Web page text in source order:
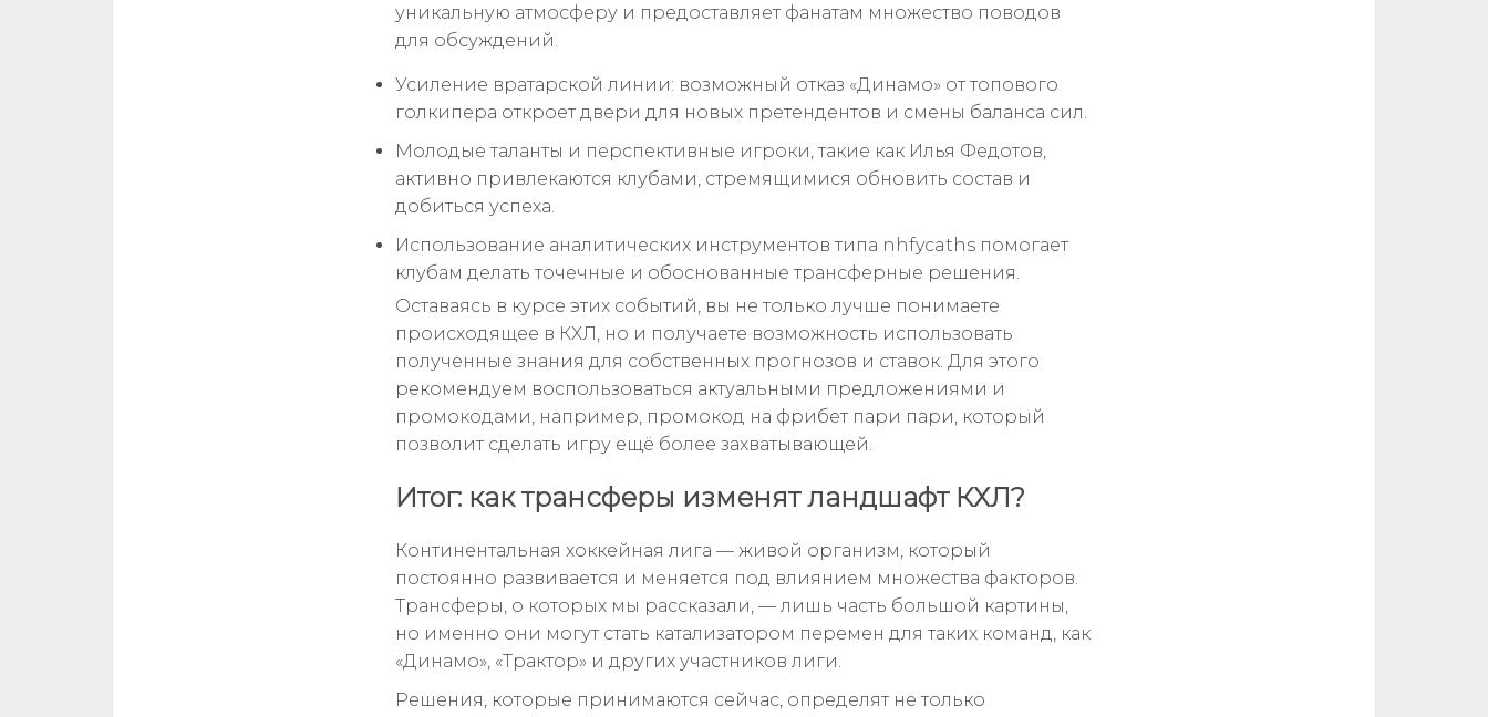
уникальную атмосферу и предоставляет фанатам множество поводов
для обсуждений.
Усиление вратарской линии: возможный отказ «Динамо» от топового
голкипера откроет двери для новых претендентов и смены баланса сил.
Молодые таланты и перспективные игроки, такие как Илья Федотов,
активно привлекаются клубами, стремящимися обновить состав и
добиться успеха.
Использование аналитических инструментов типа nhfycaths помогает
клубам делать точечные и обоснованные трансферные решения.
Оставаясь в курсе этих событий, вы не только лучше понимаете
происходящее в КХЛ, но и получаете возможность использовать
полученные знания для собственных прогнозов и ставок. Для этого
рекомендуем воспользоваться актуальными предложениями и
промокодами, например, промокод на фрибет пари пари, который
позволит сделать игру ещё более захватывающей.
Итог: как трансферы изменят ландшафт КХЛ?
Континентальная хоккейная лига — живой организм, который
постоянно развивается и меняется под влиянием множества факторов.
Трансферы, о которых мы рассказали, — лишь часть большой картины,
но именно они могут стать катализатором перемен для таких команд, как
«Динамо», «Трактор» и других участников лиги.
Решения, которые принимаются сейчас, определят не только